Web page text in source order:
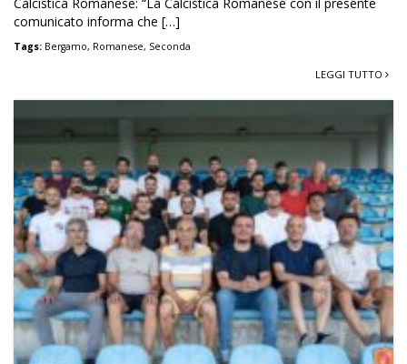
comunicato informa che […]
Tags: Bergamo, Romanese, Seconda
LEGGI TUTTO